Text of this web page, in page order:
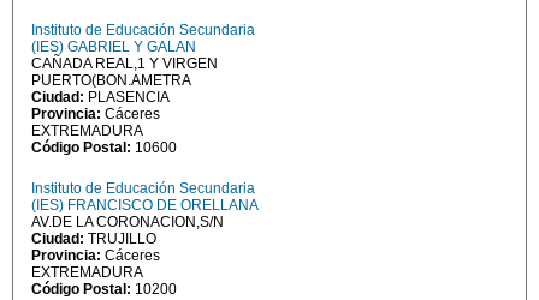
Instituto de Educación Secundaria
(IES) GABRIEL Y GALAN
CAÑADA REAL,1 Y VIRGEN
PUERTO(BON.AMETRA
Ciudad: PLASENCIA
Provincia: Cáceres
EXTREMADURA
Código Postal: 10600
Instituto de Educación Secundaria
(IES) FRANCISCO DE ORELLANA
AV.DE LA CORONACION,S/N
Ciudad: TRUJILLO
Provincia: Cáceres
EXTREMADURA
Código Postal: 10200